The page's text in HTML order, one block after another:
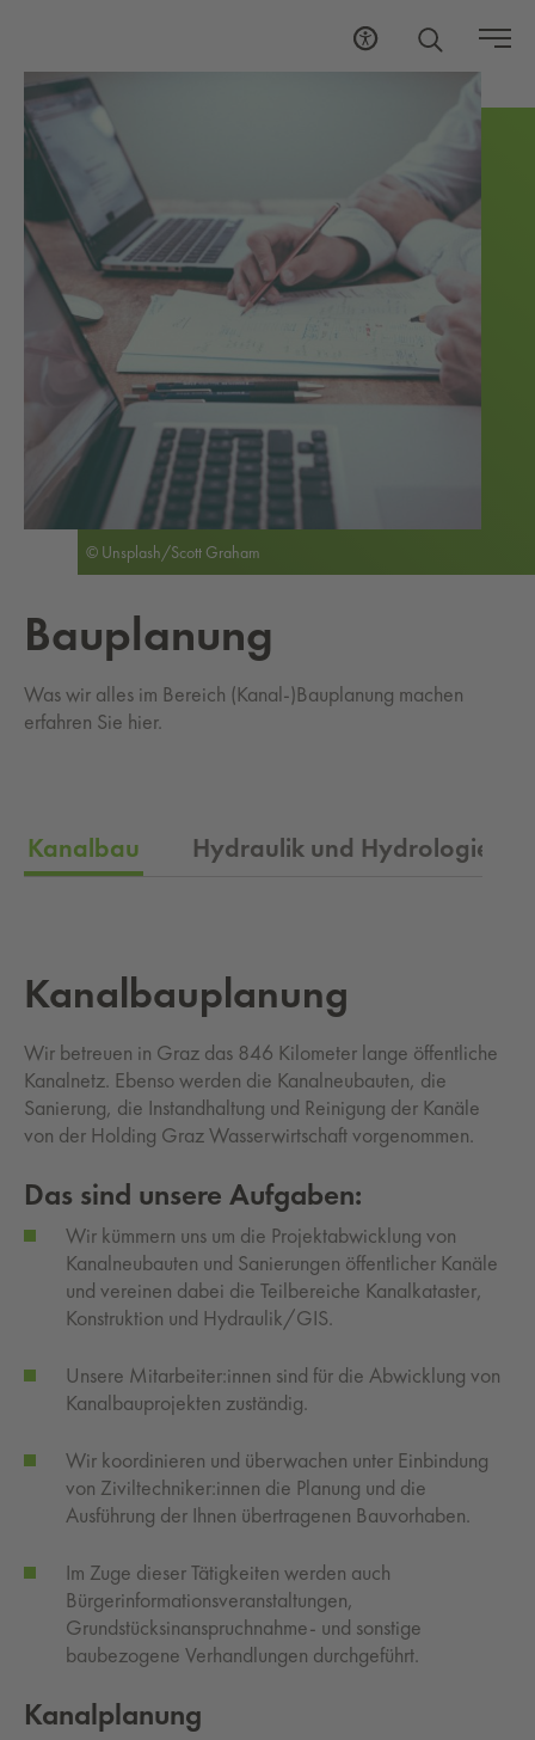
Bau­pla­nung
Was wir alles im Bereich (Kanal-)Bauplanung machen
erfahren Sie hier.
© Unsplash/Scott Graham
Kanalbau Hydraulik und Hydrologie
Ka­nal­bau­pla­nung
Wir betreuen in Graz das 846 Kilometer lange öffentliche
Kanalnetz. Ebenso werden die Kanalneubauten, die
Sanierung, die Instandhaltung und Reinigung der Kanäle
von der Holding Graz Wasserwirtschaft vorgenommen.
Das sind unsere Aufgaben:
Wir kümmern uns um die Projektabwicklung von
Kanalneubauten und Sanierungen öffentlicher Kanäle
und vereinen dabei die Teilbereiche Kanalkataster,
Konstruktion und Hydraulik/GIS.
Unsere Mitarbeiter:innen sind für die Abwicklung von
Kanalbauprojekten zuständig.
Wir koordinieren und überwachen unter Einbindung
von Ziviltechniker:innen die Planung und die
Ausführung der Ihnen übertragenen Bauvorhaben.
Im Zuge dieser Tätigkeiten werden auch
Bürgerinformationsveranstaltungen,
Grundstücksinanspruchnahme- und sonstige
baubezogene Verhandlungen durchgeführt.
Kanalplanung